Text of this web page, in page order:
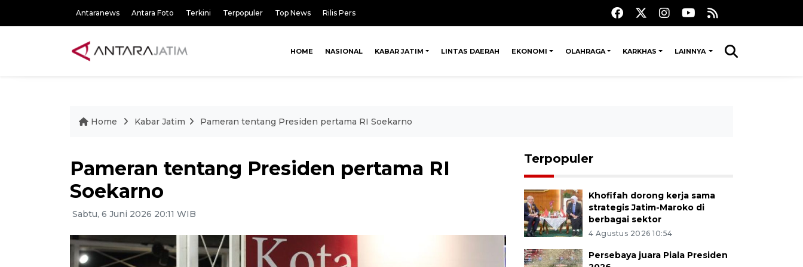
Antaranews Antara Foto Terkini Terpopuler Top News Rilis Pers
HOME NASIONAL KABAR JATIM LINTAS DAERAH EKONOMI OLAHRAGA KARKHAS LAINNYA
Home Kabar Jatim Pameran tentang Presiden pertama RI Soekarno
Pameran tentang Presiden pertama RI
Soekarno
Sabtu, 6 Juni 2026 20:11 WIB
Terpopuler
Khofifah dorong kerja sama
strategis Jatim-Maroko di
berbagai sektor
4 Agustus 2026 10:54
Persebaya juara Piala Presiden